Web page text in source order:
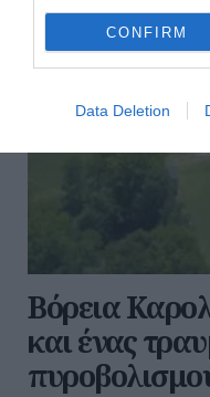
CONFIRM
Data Deletion
Βόρεια
και ένας